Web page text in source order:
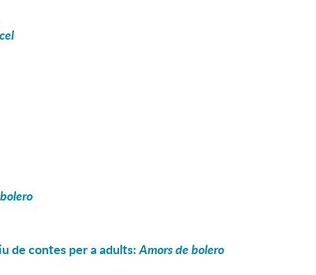
de contes per a adults:Amors de bolero